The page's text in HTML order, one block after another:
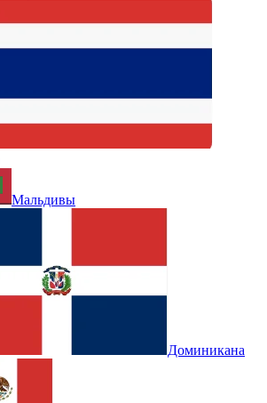
Мальдивы
Доминикана